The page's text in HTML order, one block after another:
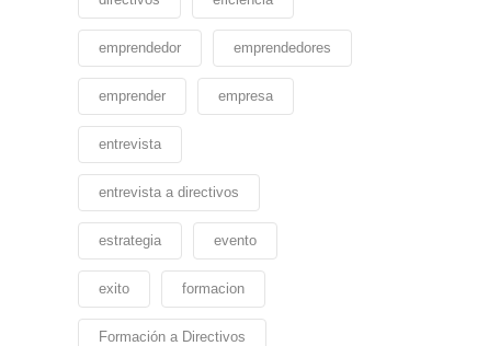
emprendedor emprendedores
emprender empresa
entrevista
entrevista a directivos
estrategia evento
exito formacion
Formación a Directivos